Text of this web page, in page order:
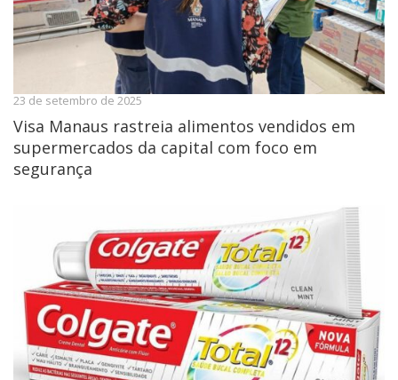
23 de setembro de 2025
Visa Manaus rastreia alimentos vendidos em
supermercados da capital com foco em
segurança